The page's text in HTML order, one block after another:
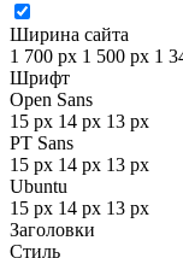
Ширина сайта
1 700 px 1 500 px 1
Шрифт
Open Sans
15 px 14 px 13 px
PT Sans
15 px 14 px 13 px
Ubuntu
15 px 14 px 13 px
Заголовки
Стиль